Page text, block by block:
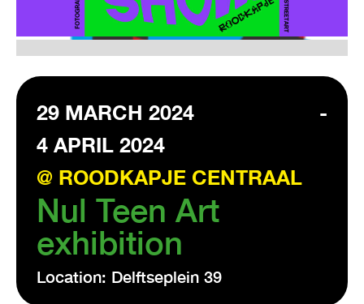
ANARCHIEF
DELFTSEPLEIN 39
VISIT EXHIBITION
FRI-SAT-SUN 12:00 – 18:00
29 MARCH 2024
-
4 APRIL 2024
@ ROODKAPJE CENTRAAL
Nul Teen Art
exhibition
Location: Delftseplein 39